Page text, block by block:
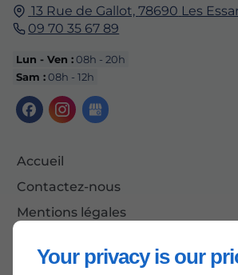
Your privacy is our
13 Rue de Gallot,78690 Les
09 70 35 67 89
Lun - Ven :08h - 20h
Sam :08h - 12h
Accueil
Contactez-nous
Mentions légales